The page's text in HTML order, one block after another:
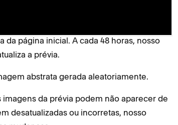
Inicial
da página inicial. A cada 48 horas, nosso
a prévia.
abstrata gerada aleatoriamente.
da prévia podem não aparecer de
desatualizadas ou incorretas, nosso